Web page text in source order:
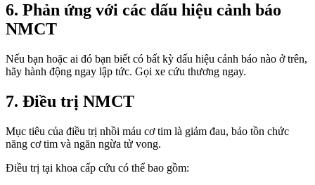
6. Phản ứng với các dấu hiệu cảnh báo
NMCT
Nếu bạn hoặc ai đó bạn biết có bất kỳ dấu hiệu cảnh báo nào ở trên,
hãy hành động ngay lập tức. Gọi xe cứu thương ngay.
7. Điều trị NMCT
Mục tiêu của điều trị nhồi máu cơ tim là giảm đau, bảo tồn chức
năng cơ tim và ngăn ngừa tử vong.
Điều trị tại khoa cấp cứu có thể bao gồm: